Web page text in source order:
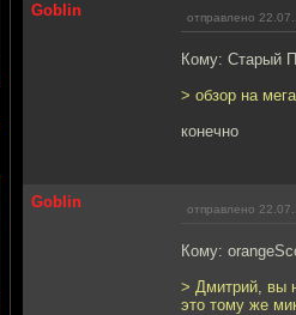
Goblin отправлено
Кому: Старый
> обзор на
конечно
Goblin отправлено
Кому:
> Дмитрий, вы
это тому же